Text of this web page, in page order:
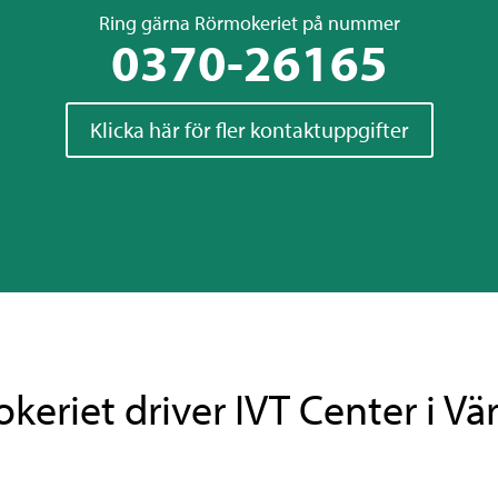
Ring gärna Rörmokeriet på nummer
0370-26165
Klicka här för fler kontaktuppgifter
driver IVT Center i